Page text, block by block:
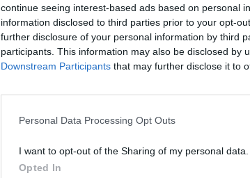
continue seeing interest-based ads based on personal
information disclosed to third parties prior to your opt-
further disclosure of your personal information by third
participants. This information may also be disclosed by
Downstream Participants that may further disclose it to
Personal Data Processing Opt Outs
I want to opt-out of the Sharing of my personal data.
Opted In